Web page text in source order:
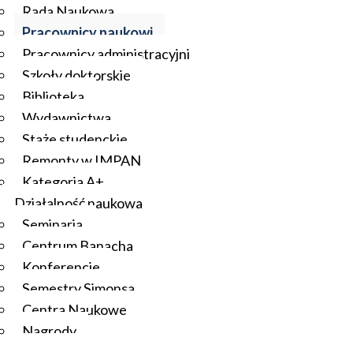
Rada Naukowa
Pracownicy naukowi
Pracownicy administracyjni
Szkoły doktorskie
Biblioteka
Wydawnictwa
Staże studenckie
Remonty w IMPAN
Kategoria A+
Działalność naukowa
Seminaria
Centrum Banacha
Konferencje
Semestry Simonsa
Centra Naukowe
Nagrody